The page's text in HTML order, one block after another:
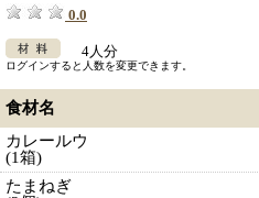
0.0
4人分
ログインすると人数を変更できます。
食材名
カレールウ
(1箱)
たまねぎ